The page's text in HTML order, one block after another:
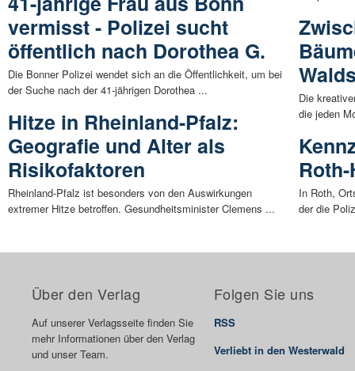
vermisst - Polizei sucht
öffentlich nach Dorothea G.
Die Bonner Polizei wendet sich an die Öffentlichkeit, um bei
der Suche nach der 41-jährigen Dorothea ...
Hitze in Rheinland-Pfalz:
Geografie und Alter als
Risikofaktoren
Rheinland-Pfalz ist besonders von den Auswirkungen
extremer Hitze betroffen. Gesundheitsminister Clemens ...
Die
die jeden
In Roth,
der die
Über den Verlag
Auf unserer Verlagsseite finden Sie
mehr Informationen über den Verlag
und unser Team.
Folgen Sie uns
RSS
Verliebt in den Westerwald